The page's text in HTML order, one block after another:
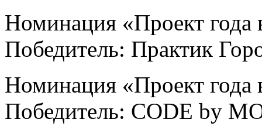
Номинация «Проект года
Победитель: Практик
Номинация «Проект года
Победитель: CODE by